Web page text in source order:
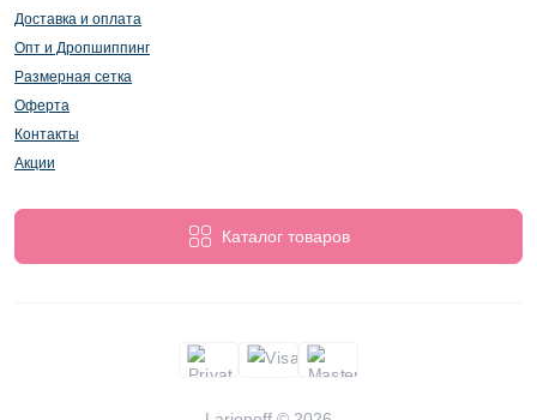
Доставка и оплата
Опт и Дропшиппинг
Размерная сетка
Оферта
Контакты
Акции
Каталог товаров